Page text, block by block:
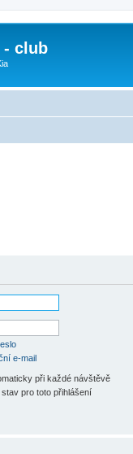
- club
e-mail
při každé návštěvě
pro toto přihlášení